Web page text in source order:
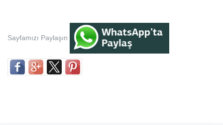
Sayfamızı Paylaşın